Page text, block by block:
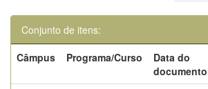
Conjunto de itens:
Câmpus
Programa/Curso
Data do
documento